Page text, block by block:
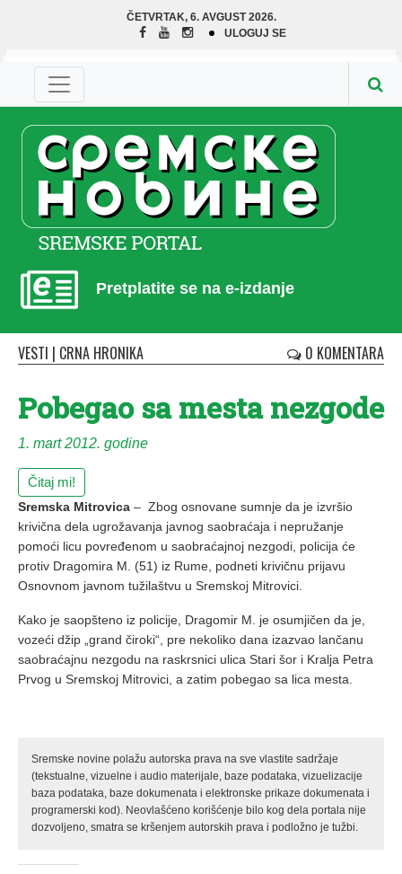
ČETVRTAK, 6. AVGUST 2026.
ULOGUJ SE
Pretplatite se na e-izdanje
VESTI | CRNA HRONIKA 0 KOMENTARA
Pobegao sa mesta nezgode
1. mart 2012. godine
Čitaj mi!
Sremska Mitrovica – Zbog osnovane sumnje da je izvršio
krivična dela ugrožavanja javnog saobraćaja i nepružanje
pomoći licu povređenom u saobraćajnoj nezgodi, policija će
protiv Dragomira M. (51) iz Rume, podneti krivičnu prijavu
Osnovnom javnom tužilaštvu u Sremskoj Mitrovici.
Kako je saopšteno iz policije, Dragomir M. je osumjičen da je,
vozeći džip „grand čiroki“, pre nekoliko dana izazvao lančanu
saobraćajnu nezgodu na raskrsnici ulica Stari šor i Kralja Petra
Prvog u Sremskoj Mitrovici, a zatim pobegao sa lica mesta.
Sremske novine polažu autorska prava na sve vlastite sadržaje
(tekstualne, vizuelne i audio materijale, baze podataka, vizuelizacije
baza podataka, baze dokumenata i elektronske prikaze dokumenata i
programerski kod). Neovlašćeno korišćenje bilo kog dela portala nije
dozvoljeno, smatra se kršenjem autorskih prava i podložno je tužbi.